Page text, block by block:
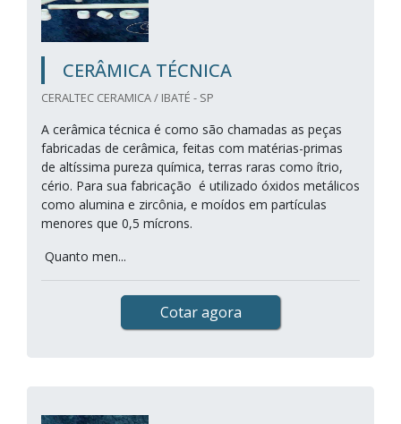
CERÂMICA TÉCNICA
CERALTEC CERAMICA / IBATÉ - SP
A cerâmica técnica é como são chamadas as peças
fabricadas de cerâmica, feitas com matérias-primas
de altíssima pureza química, terras raras como ítrio,
cério. Para sua fabricação é utilizado óxidos metálicos
como alumina e zircônia, e moídos em partículas
menores que 0,5 mícrons.
Quanto men...
Cotar agora